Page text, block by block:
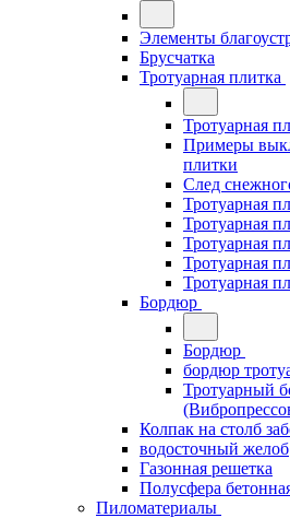
Элементы
Брусчатка
Тротуарная плитка
Тротуарная
Примеры
плитки
След
Тротуарная
Тротуарная
Тротуарная
Тротуарная
Тротуарная
Бордюр
Бордюр
бордюр
Тротуарный
Колпак на столб
водосточный желоб
Газонная решетка
Полусфера
Пиломатериалы